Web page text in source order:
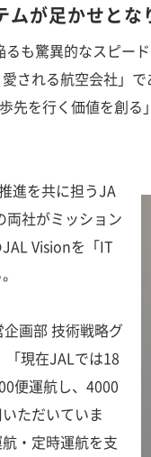
ムが足かせと
も驚異的なスピー
される航空会社」
先を行く価値を創
進を共に担うJA
両社がミッション
Visionを「IT
画部 技術戦略グ
「現在JALでは18
便運航し、4000
ただいていま
・定時運航を支